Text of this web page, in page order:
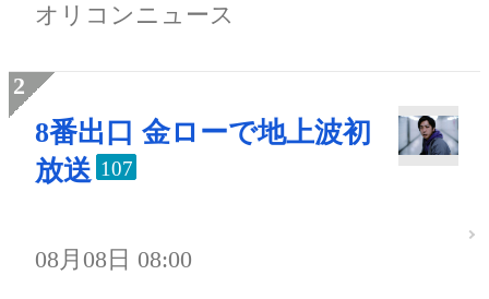
オリコンニュース
8番出口 金ローで地上波初
放送 107
08月08日 08:00